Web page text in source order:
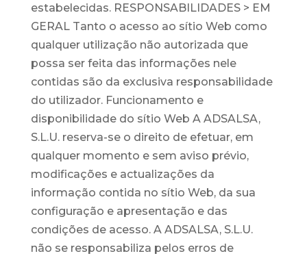
estabelecidas. RESPONSABILIDADES > EM
GERAL Tanto o acesso ao sítio Web como
qualquer utilização não autorizada que
possa ser feita das informações nele
contidas são da exclusiva responsabilidade
do utilizador. Funcionamento e
disponibilidade do sítio Web A ADSALSA,
S.L.U. reserva-se o direito de efetuar, em
qualquer momento e sem aviso prévio,
modificações e actualizações da
informação contida no sítio Web, da sua
configuração e apresentação e das
condições de acesso. A ADSALSA, S.L.U.
não se responsabiliza pelos erros de